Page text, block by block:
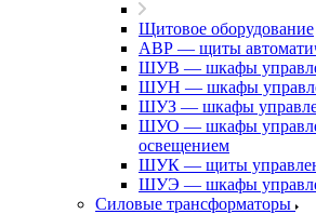
Щитовое оборудование
АВР — щиты
ШУВ — шкафы
ШУН — шкафы
ШУЗ — шкафы
ШУО — шкафы
освещением
ШУК — щиты
ШУЭ — шкафы
Силовые трансформаторы